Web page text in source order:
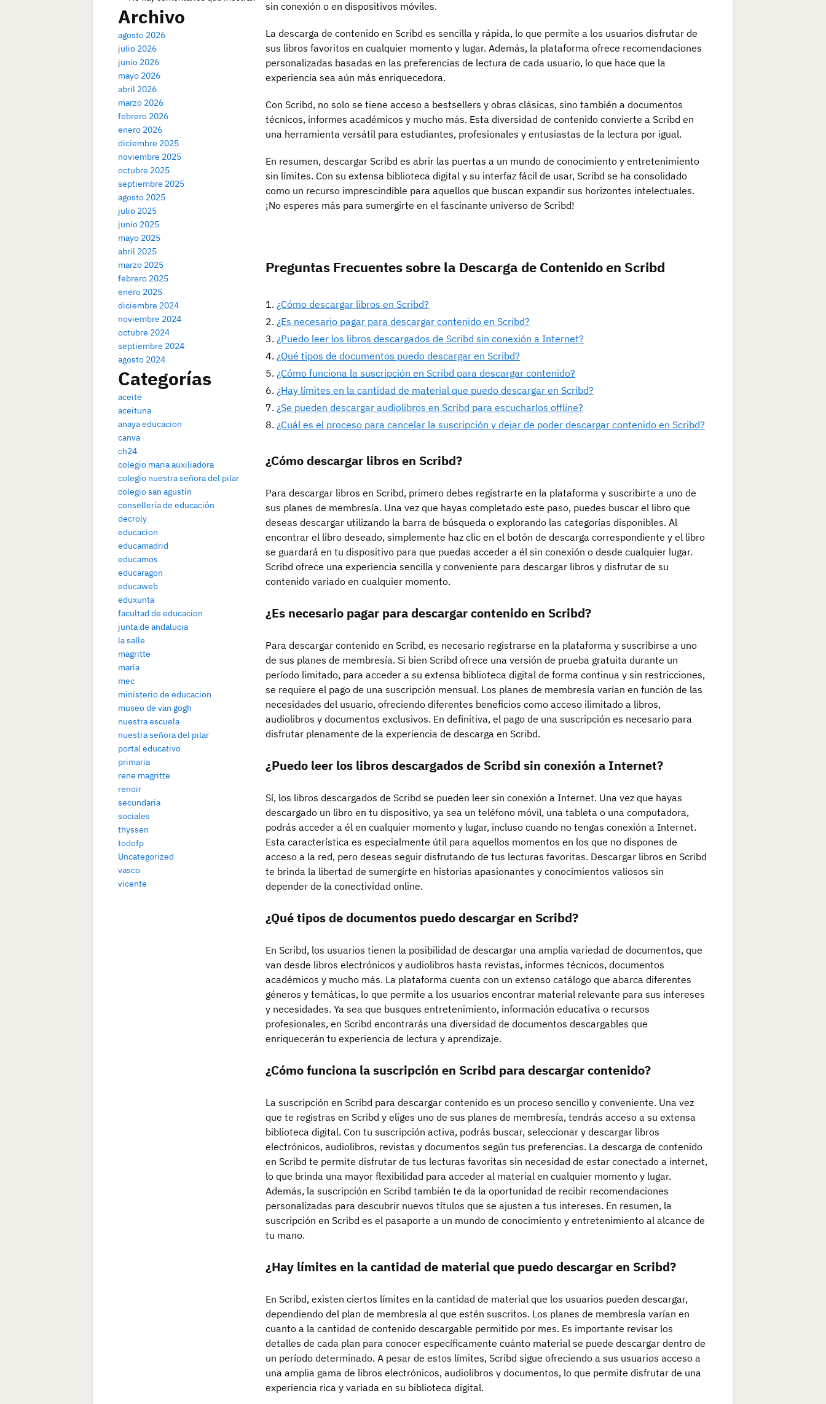
Archivo
agosto 2026
julio 2026
junio 2026
mayo 2026
abril 2026
marzo 2026
febrero 2026
enero 2026
diciembre 2025
noviembre 2025
octubre 2025
septiembre 2025
agosto 2025
julio 2025
junio 2025
mayo 2025
abril 2025
marzo 2025
febrero 2025
enero 2025
diciembre 2024
noviembre 2024
octubre 2024
septiembre 2024
agosto 2024
Categorías
aceite
aceituna
anaya educacion
canva
ch24
colegio maria auxiliadora
colegio nuestra señora del pilar
colegio san agustín
consellería de educación
decroly
educacion
educamadrid
educamos
educaragon
educaweb
eduxunta
facultad de educacion
junta de andalucia
la salle
magritte
maria
mec
ministerio de educacion
museo de van gogh
nuestra escuela
nuestra señora del pilar
portal educativo
primaria
rene magritte
renoir
secundaria
sociales
thyssen
todofp
Uncategorized
vasco
vicente
sin conexión o en dispositivos móviles.
La descarga de contenido en Scribd es sencilla y rápida, lo que permite a los usuarios disfrutar de
sus libros favoritos en cualquier momento y lugar. Además, la plataforma ofrece recomendaciones
personalizadas basadas en las preferencias de lectura de cada usuario, lo que hace que la
experiencia sea aún más enriquecedora.
Con Scribd, no solo se tiene acceso a bestsellers y obras clásicas, sino también a documentos
técnicos, informes académicos y mucho más. Esta diversidad de contenido convierte a Scribd en
una herramienta versátil para estudiantes, profesionales y entusiastas de la lectura por igual.
En resumen, descargar Scribd es abrir las puertas a un mundo de conocimiento y entretenimiento
sin límites. Con su extensa biblioteca digital y su interfaz fácil de usar, Scribd se ha consolidado
como un recurso imprescindible para aquellos que buscan expandir sus horizontes intelectuales.
¡No esperes más para sumergirte en el fascinante universo de Scribd!
Preguntas Frecuentes sobre la Descarga de Contenido en Scribd
¿Cómo descargar libros en Scribd?
¿Es necesario pagar para descargar contenido en Scribd?
¿Puedo leer los libros descargados de Scribd sin conexión a Internet?
¿Qué tipos de documentos puedo descargar en Scribd?
¿Cómo funciona la suscripción en Scribd para descargar contenido?
¿Hay límites en la cantidad de material que puedo descargar en Scribd?
¿Se pueden descargar audiolibros en Scribd para escucharlos offline?
¿Cuál es el proceso para cancelar la suscripción y dejar de poder descargar contenido en Scribd?
¿Cómo descargar libros en Scribd?
Para descargar libros en Scribd, primero debes registrarte en la plataforma y suscribirte a uno de
sus planes de membresía. Una vez que hayas completado este paso, puedes buscar el libro que
deseas descargar utilizando la barra de búsqueda o explorando las categorías disponibles. Al
encontrar el libro deseado, simplemente haz clic en el botón de descarga correspondiente y el libro
se guardará en tu dispositivo para que puedas acceder a él sin conexión o desde cualquier lugar.
Scribd ofrece una experiencia sencilla y conveniente para descargar libros y disfrutar de su
contenido variado en cualquier momento.
¿Es necesario pagar para descargar contenido en Scribd?
Para descargar contenido en Scribd, es necesario registrarse en la plataforma y suscribirse a uno
de sus planes de membresía. Si bien Scribd ofrece una versión de prueba gratuita durante un
período limitado, para acceder a su extensa biblioteca digital de forma continua y sin restricciones,
se requiere el pago de una suscripción mensual. Los planes de membresía varían en función de las
necesidades del usuario, ofreciendo diferentes beneficios como acceso ilimitado a libros,
audiolibros y documentos exclusivos. En definitiva, el pago de una suscripción es necesario para
disfrutar plenamente de la experiencia de descarga en Scribd.
¿Puedo leer los libros descargados de Scribd sin conexión a Internet?
Sí, los libros descargados de Scribd se pueden leer sin conexión a Internet. Una vez que hayas
descargado un libro en tu dispositivo, ya sea un teléfono móvil, una tableta o una computadora,
podrás acceder a él en cualquier momento y lugar, incluso cuando no tengas conexión a Internet.
Esta característica es especialmente útil para aquellos momentos en los que no dispones de
acceso a la red, pero deseas seguir disfrutando de tus lecturas favoritas. Descargar libros en Scribd
te brinda la libertad de sumergirte en historias apasionantes y conocimientos valiosos sin
depender de la conectividad online.
¿Qué tipos de documentos puedo descargar en Scribd?
En Scribd, los usuarios tienen la posibilidad de descargar una amplia variedad de documentos, que
van desde libros electrónicos y audiolibros hasta revistas, informes técnicos, documentos
académicos y mucho más. La plataforma cuenta con un extenso catálogo que abarca diferentes
géneros y temáticas, lo que permite a los usuarios encontrar material relevante para sus intereses
y necesidades. Ya sea que busques entretenimiento, información educativa o recursos
profesionales, en Scribd encontrarás una diversidad de documentos descargables que
enriquecerán tu experiencia de lectura y aprendizaje.
¿Cómo funciona la suscripción en Scribd para descargar contenido?
La suscripción en Scribd para descargar contenido es un proceso sencillo y conveniente. Una vez
que te registras en Scribd y eliges uno de sus planes de membresía, tendrás acceso a su extensa
biblioteca digital. Con tu suscripción activa, podrás buscar, seleccionar y descargar libros
electrónicos, audiolibros, revistas y documentos según tus preferencias. La descarga de contenido
en Scribd te permite disfrutar de tus lecturas favoritas sin necesidad de estar conectado a internet,
lo que brinda una mayor flexibilidad para acceder al material en cualquier momento y lugar.
Además, la suscripción en Scribd también te da la oportunidad de recibir recomendaciones
personalizadas para descubrir nuevos títulos que se ajusten a tus intereses. En resumen, la
suscripción en Scribd es el pasaporte a un mundo de conocimiento y entretenimiento al alcance de
tu mano.
¿Hay límites en la cantidad de material que puedo descargar en Scribd?
En Scribd, existen ciertos límites en la cantidad de material que los usuarios pueden descargar,
dependiendo del plan de membresía al que estén suscritos. Los planes de membresía varían en
cuanto a la cantidad de contenido descargable permitido por mes. Es importante revisar los
detalles de cada plan para conocer específicamente cuánto material se puede descargar dentro de
un período determinado. A pesar de estos límites, Scribd sigue ofreciendo a sus usuarios acceso a
una amplia gama de libros electrónicos, audiolibros y documentos, lo que permite disfrutar de una
experiencia rica y variada en su biblioteca digital.